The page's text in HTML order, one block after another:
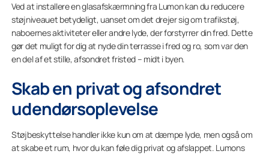
Ved at installere en glasafskærmning fra Lumon kan du reducere
støjniveauet betydeligt, uanset om det drejer sig om trafikstøj,
naboernes aktiviteter eller andre lyde, der forstyrrer din fred. Dette
gør det muligt for dig at nyde din terrasse i fred og ro, som var den
en del af et stille, afsondret fristed – midt i byen.
Skab en privat og afsondret
udendørsoplevelse
Støjbeskyttelse handler ikke kun om at dæmpe lyde, men også om
at skabe et rum, hvor du kan føle dig privat og afslappet. Lumons